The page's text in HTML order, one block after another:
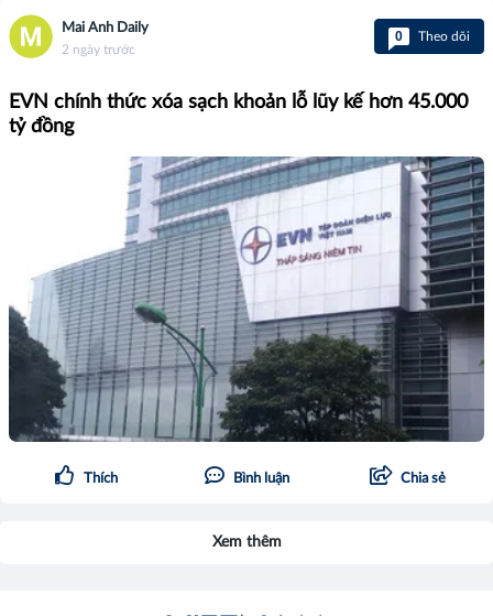
Mai Anh Daily
2 ngày trước
0 Theo dõi
EVN chính thức xóa sạch khoản lỗ lũy kế hơn 45.000
tỷ đồng
Thích Bình luận Chia sẻ
Xem thêm